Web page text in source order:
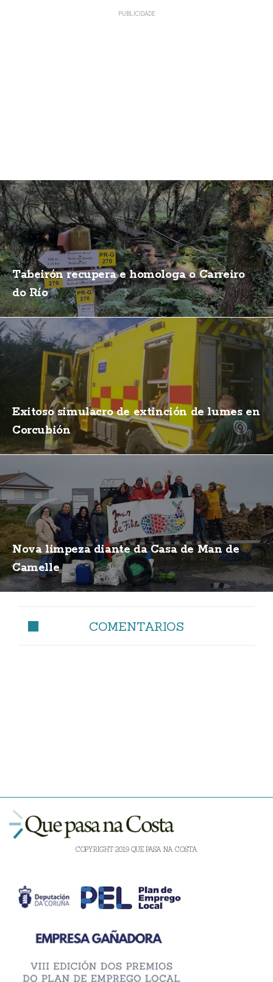
Tabeirón recupera e homologa o Carreiro
do Río
Exitoso simulacro de extinción de lumes en
Corcubión
Nova limpeza diante da Casa de Man de
Camelle
COMENTARIOS
COPYRIGHT 2019 QUE PASA NA COSTA